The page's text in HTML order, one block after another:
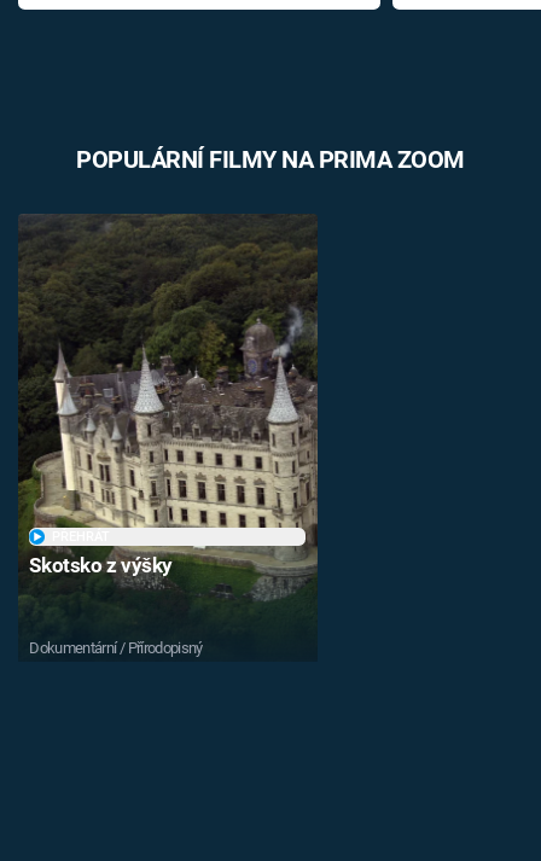
POPULÁRNÍ FILMY NA PRIMA ZOOM
Skotsko z výšky
Dokumentární / Přírodopisný